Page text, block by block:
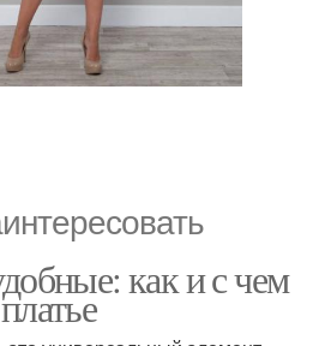
как и с чем